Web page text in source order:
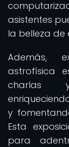
asistentes
la belleza de
Además,
astrofísica
charlas
y
Esta
para